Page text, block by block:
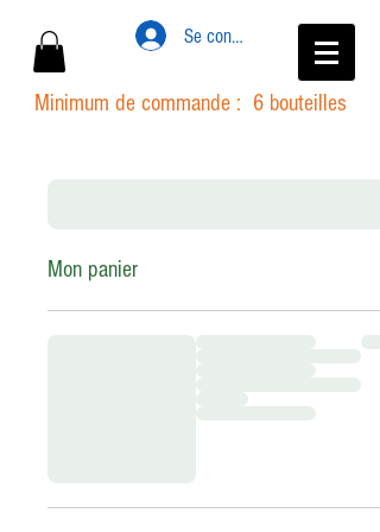
Se connecter
Minimum de commande : 6 bouteilles
Mon panier